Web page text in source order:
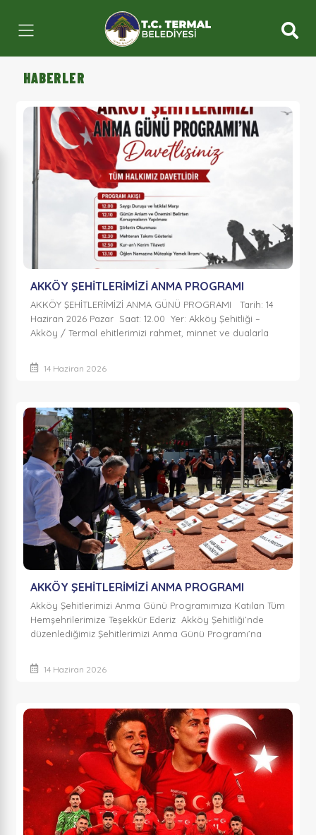
HABERLER
AKKÖY ŞEHİTLERİMİZİ ANMA PROGRAMI
AKKÖY ŞEHİTLERİMİZİ ANMA GÜNÜ PROGRAMI Tarih: 14
Haziran 2026 Pazar Saat: 12.00 Yer: Akköy Şehitliği –
Akköy / Termal ehitlerimizi rahmet, minnet ve dualarla
14 Haziran 2026
AKKÖY ŞEHİTLERİMİZİ ANMA PROGRAMI
Akköy Şehitlerimizi Anma Günü Programımıza Katılan Tüm
Hemşehrilerimize Teşekkür Ederiz Akköy Şehitliği’nde
düzenlediğimiz Şehitlerimizi Anma Günü Programı’na
14 Haziran 2026